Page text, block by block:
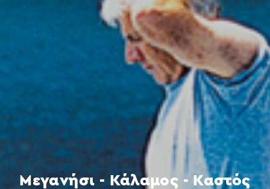
Μεγανήσι - Κάλαμος - Καστός